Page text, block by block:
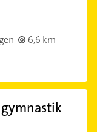
6,6 km